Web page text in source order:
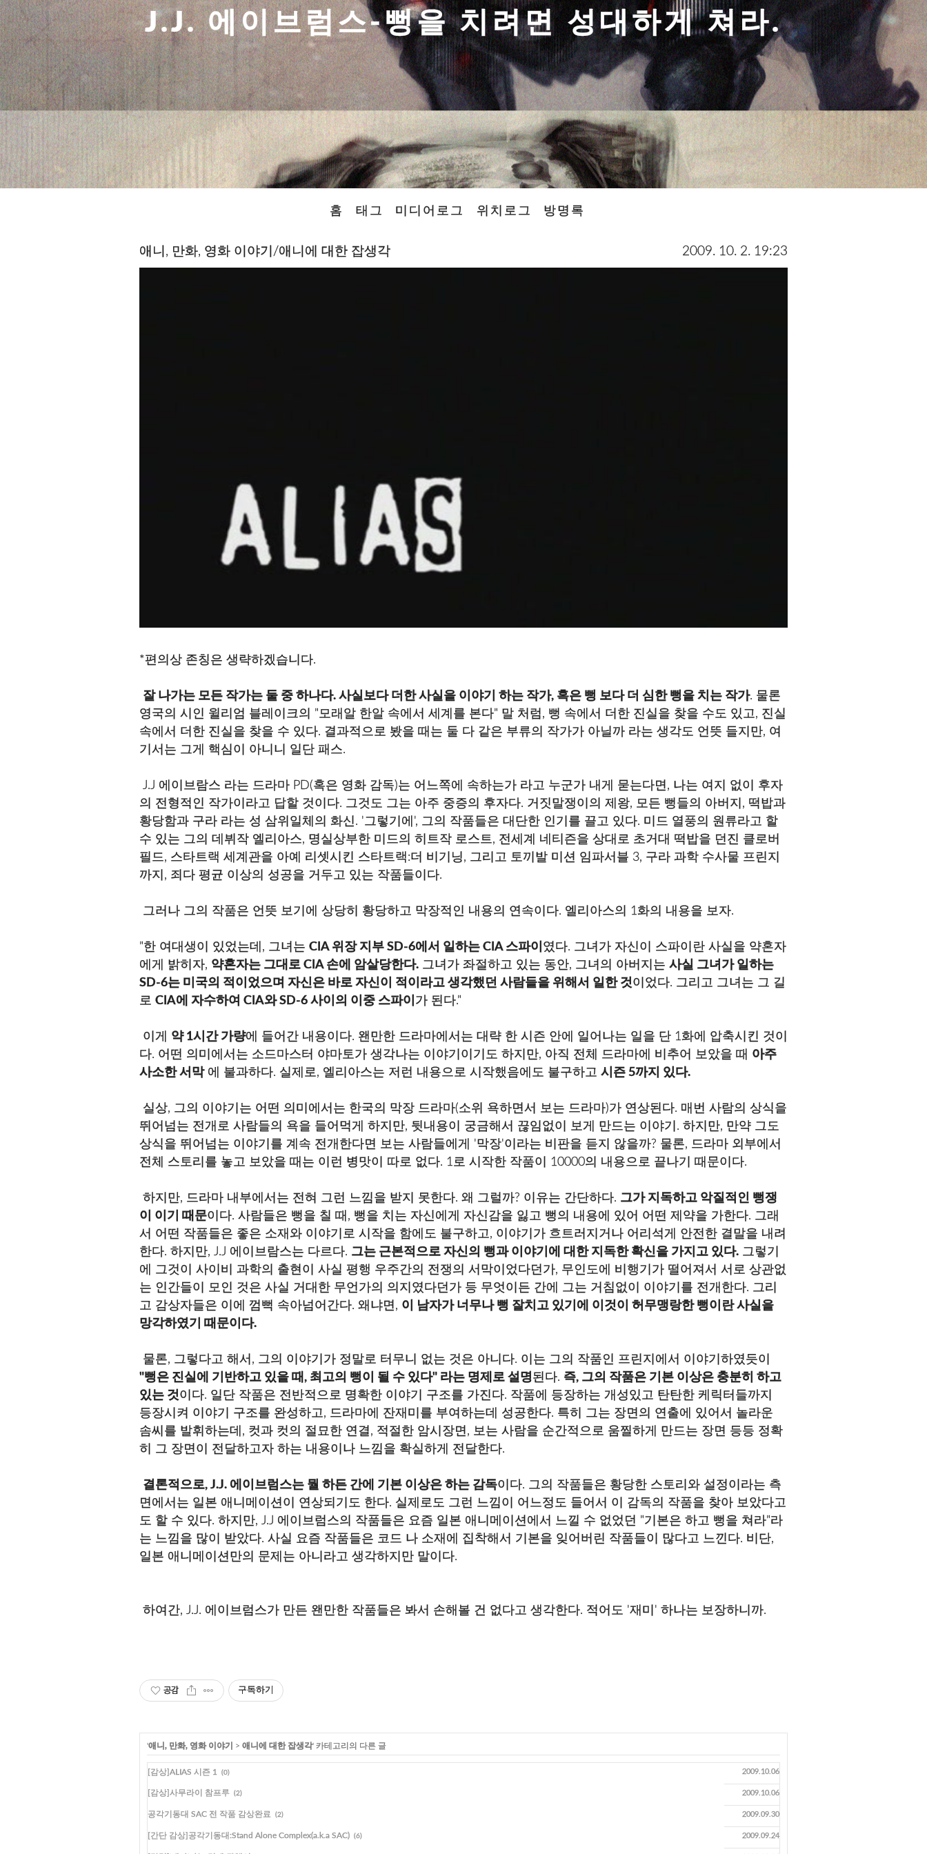
J.J. 에이브럼스-뻥을 치려면 성대하게 쳐라.
홈 태그 미디어로그 위치로그 방명록
애니, 만화, 영화 이야기/애니에 대한 잡생각 2009. 10. 2. 19:23
*편의상 존칭은 생략하겠습니다.
잘 나가는 모든 작가는 둘 중 하나다. 사실보다 더한 사실을 이야기 하는 작가, 혹은 뻥 보다 더 심한 뻥을 치는 작가. 물론
영국의 시인 윌리엄 블레이크의 "모래알 한알 속에서 세계를 본다" 말 처럼, 뻥 속에서 더한 진실을 찾을 수도 있고, 진실
속에서 더한 진실을 찾을 수 있다. 결과적으로 봤을 때는 둘 다 같은 부류의 작가가 아닐까 라는 생각도 언뜻 들지만, 여
기서는 그게 핵심이 아니니 일단 패스.
J.J 에이브람스 라는 드라마 PD(혹은 영화 감독)는 어느쪽에 속하는가 라고 누군가 내게 묻는다면, 나는 여지 없이 후자
의 전형적인 작가이라고 답할 것이다. 그것도 그는 아주 중증의 후자다. 거짓말쟁이의 제왕, 모든 뻥들의 아버지, 떡밥과
황당함과 구라 라는 성 삼위일체의 화신. '그렇기에', 그의 작품들은 대단한 인기를 끌고 있다. 미드 열풍의 원류라고 할
수 있는 그의 데뷔작 엘리아스, 명실상부한 미드의 히트작 로스트, 전세계 네티즌을 상대로 초거대 떡밥을 던진 클로버
필드, 스타트랙 세계관을 아예 리셋시킨 스타트랙:더 비기닝, 그리고 토끼발 미션 임파서블 3, 구라 과학 수사물 프린지
까지, 죄다 평균 이상의 성공을 거두고 있는 작품들이다.
그러나 그의 작품은 언뜻 보기에 상당히 황당하고 막장적인 내용의 연속이다. 엘리아스의 1화의 내용을 보자.
"한 여대생이 있었는데, 그녀는 CIA 위장 지부 SD-6에서 일하는 CIA 스파이 였다. 그녀가 자신이 스파이란 사실을 약혼자
에게 밝히자, 약혼자는 그대로 CIA 손에 암살당한다. 그녀가 좌절하고 있는 동안, 그녀의 아버지는 사실 그녀가 일하는
SD-6는 미국의 적이었으며 자신은 바로 자신이 적이라고 생각했던 사람들을 위해서 일한 것이었다. 그리고 그녀는 그 길
로 CIA에 자수하여 CIA와 SD-6 사이의 이중 스파이 가 된다."
이게 약 1시간 가량에 들어간 내용이다. 왠만한 드라마에서는 대략 한 시즌 안에 일어나는 일을 단 1화에 압축시킨 것이
다. 어떤 의미에서는 소드마스터 야마토가 생각나는 이야기이기도 하지만, 아직 전체 드라마에 비추어 보았을 때 아주
사소한 서막에 불과하다. 실제로, 엘리아스는 저런 내용으로 시작했음에도 불구하고 시즌 5까지 있다.
실상, 그의 이야기는 어떤 의미에서는 한국의 막장 드라마(소위 욕하면서 보는 드라마)가 연상된다. 매번 사람의 상식을
뛰어넘는 전개로 사람들의 욕을 들어먹게 하지만, 뒷내용이 궁금해서 끊임없이 보게 만드는 이야기. 하지만, 만약 그도
상식을 뛰어넘는 이야기를 계속 전개한다면 보는 사람들에게 '막장'이라는 비판을 듣지 않을까? 물론, 드라마 외부에서
전체 스토리를 놓고 보았을 때는 이런 병맛이 따로 없다. 1로 시작한 작품이 10000의 내용으로 끝나기 때문이다.
하지만, 드라마 내부에서는 전혀 그런 느낌을 받지 못한다. 왜 그럴까? 이유는 간단하다. 그가 지독하고 악질적인 뻥쟁
이 이기 때문이다. 사람들은 뻥을 칠 때, 뻥을 치는 자신에게 자신감을 잃고 뻥의 내용에 있어 어떤 제약을 가한다. 그래
서 어떤 작품들은 좋은 소재와 이야기로 시작을 함에도 불구하고, 이야기가 흐트러지거나 어리석게 안전한 결말을 내려
한다. 하지만, J.J 에이브람스는 다르다. 그는 근본적으로 자신의 뻥과 이야기에 대한 지독한 확신을 가지고 있다. 그렇기
에 그것이 사이비 과학의 출현이 사실 평행 우주간의 전쟁의 서막이었다던가, 무인도에 비행기가 떨어져서 서로 상관없
는 인간들이 모인 것은 사실 거대한 무언가의 의지였다던가 등 무엇이든 간에 그는 거침없이 이야기를 전개한다. 그리
고 감상자들은 이에 껌뻑 속아넘어간다. 왜냐면, 이 남자가 너무나 뻥 잘치고 있기에 이것이 허무맹랑한 뻥이란 사실을
망각하였기 때문이다.
물론, 그렇다고 해서, 그의 이야기가 정말로 터무니 없는 것은 아니다. 이는 그의 작품인 프린지에서 이야기하였듯이
"뻥은 진실에 기반하고 있을 때, 최고의 뻥이 될 수 있다" 라는 명제로 설명된다. 즉, 그의 작품은 기본 이상은 충분히 하고
있는 것이다. 일단 작품은 전반적으로 명확한 이야기 구조를 가진다. 작품에 등장하는 개성있고 탄탄한 케릭터들까지
등장시켜 이야기 구조를 완성하고, 드라마에 잔재미를 부여하는데 성공한다. 특히 그는 장면의 연출에 있어서 놀라운
솜씨를 발휘하는데, 컷과 컷의 절묘한 연결, 적절한 암시장면, 보는 사람을 순간적으로 움찔하게 만드는 장면 등등 정확
히 그 장면이 전달하고자 하는 내용이나 느낌을 확실하게 전달한다.
결론적으로, J.J. 에이브럼스는 뭘 하든 간에 기본 이상은 하는 감독이다. 그의 작품들은 황당한 스토리와 설정이라는 측
면에서는 일본 애니메이션이 연상되기도 한다. 실제로도 그런 느낌이 어느정도 들어서 이 감독의 작품을 찾아 보았다고
도 할 수 있다. 하지만, J.J 에이브럼스의 작품들은 요즘 일본 애니메이션에서 느낄 수 없었던 "기본은 하고 뻥을 쳐라"라
는 느낌을 많이 받았다. 사실 요즘 작품들은 코드 나 소재에 집착해서 기본을 잊어버린 작품들이 많다고 느낀다. 비단,
일본 애니메이션만의 문제는 아니라고 생각하지만 말이다.
하여간, J.J. 에이브럼스가 만든 왠만한 작품들은 봐서 손해볼 건 없다고 생각한다. 적어도 '재미' 하나는 보장하니까.
공감 구독하기
'애니, 만화, 영화 이야기 > 애니에 대한 잡생각' 카테고리의 다른 글
[감상]ALIAS 시즌 1 (0) 2009.10.06
[감상]사무라이 참프루 (2) 2009.10.06
공각기동대 SAC 전 작품 감상완료 (2) 2009.09.30
[간단 감상]공각기동대:Stand Alone Complex(a.k.a SAC) (6) 2009.09.24